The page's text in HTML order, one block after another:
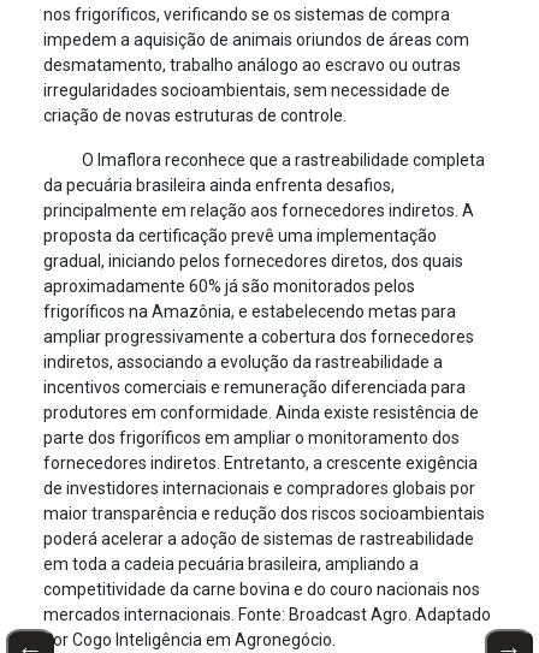
nos frigoríficos, verificando se os sistemas de compra
impedem a aquisição de animais oriundos de áreas com
desmatamento, trabalho análogo ao escravo ou outras
irregularidades socioambientais, sem necessidade de
criação de novas estruturas de controle.
O Imaflora reconhece que a rastreabilidade completa
da pecuária brasileira ainda enfrenta desafios,
principalmente em relação aos fornecedores indiretos. A
proposta da certificação prevê uma implementação
gradual, iniciando pelos fornecedores diretos, dos quais
aproximadamente 60% já são monitorados pelos
frigoríficos na Amazônia, e estabelecendo metas para
ampliar progressivamente a cobertura dos fornecedores
indiretos, associando a evolução da rastreabilidade a
incentivos comerciais e remuneração diferenciada para
produtores em conformidade. Ainda existe resistência de
parte dos frigoríficos em ampliar o monitoramento dos
fornecedores indiretos. Entretanto, a crescente exigência
de investidores internacionais e compradores globais por
maior transparência e redução dos riscos socioambientais
poderá acelerar a adoção de sistemas de rastreabilidade
em toda a cadeia pecuária brasileira, ampliando a
competitividade da carne bovina e do couro nacionais nos
mercados internacionais. Fonte: Broadcast Agro. Adaptado
por Cogo Inteligência em Agronegócio.
← →